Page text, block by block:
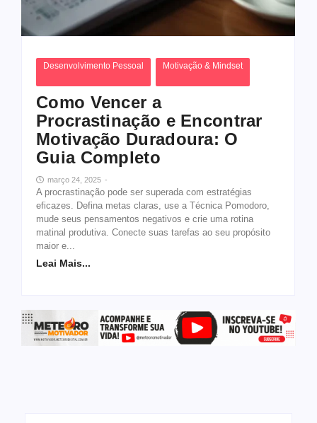
Desenvolvimento Pessoal Motivação & Mindset
Como Vencer a
Procrastinação e Encontrar
Motivação Duradoura: O
Guia Completo
março 24, 2025 -
A procrastinação pode ser superada com estratégias
eficazes. Defina metas claras, use a Técnica Pomodoro,
mude seus pensamentos negativos e crie uma rotina
matinal produtiva. Conecte suas tarefas ao seu propósito
maior e...
Leai Mais...